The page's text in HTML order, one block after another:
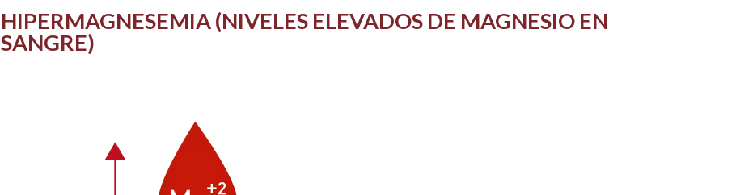
HIPERMAGNESEMIA (NIVELES ELEVADOS DE MAGNESIO EN
SANGRE)